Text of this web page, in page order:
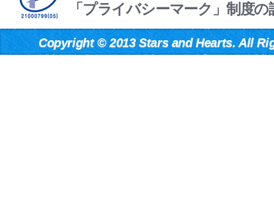
「プライバシーマーク」制度
Copyright©2013 Stars and Hearts. All